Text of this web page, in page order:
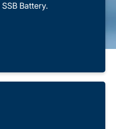
Battery.